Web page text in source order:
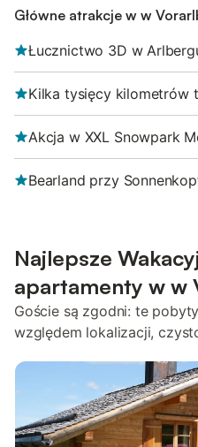
Główne atrakcje w w
Łucznictwo 3D w
Kilka tysięcy kilometrów
Akcja w XXL Snowpark
Bearland przy
Najlepsze
apartamenty w w
Goście są zgodni: te
względem lokalizacji,